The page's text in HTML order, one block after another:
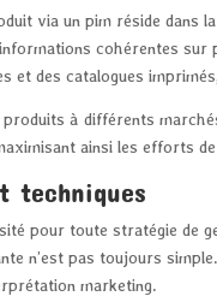
via un pim réside dans la
cohérentes
des catalogues
à différents
ainsi les efforts
techniques
pour toute stratégie de
n’est pas toujours
marketing.